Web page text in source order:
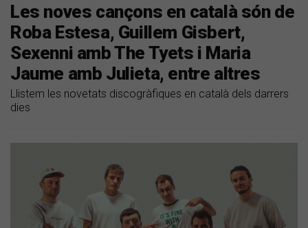
Les noves cançons en català són de
Roba Estesa, Guillem Gisbert,
Sexenni amb The Tyets i Maria
Jaume amb Julieta, entre altres
Llistem les novetats discogràfiques en català dels darrers
dies